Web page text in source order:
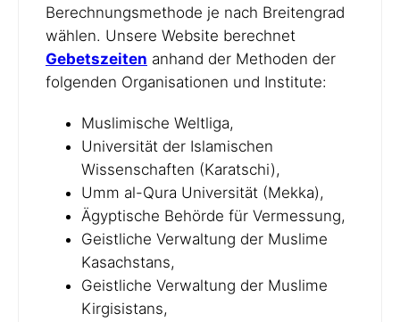
Berechnungsmethode je nach Breitengrad
wählen. Unsere Website berechnet
Gebetszeiten anhand der Methoden der
folgenden Organisationen und Institute:
Muslimische Weltliga,
Universität der Islamischen
Wissenschaften (Karatschi),
Umm al-Qura Universität (Mekka),
Ägyptische Behörde für Vermessung,
Geistliche Verwaltung der Muslime
Kasachstans,
Geistliche Verwaltung der Muslime
Kirgisistans,